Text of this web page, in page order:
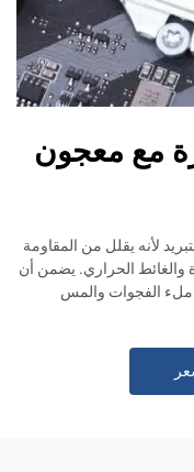
مع معجون
لأنه يقلل من المقاومة
والغائط الحراري. يضمن أن
ملء الفجوات والمس